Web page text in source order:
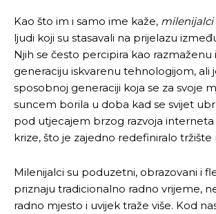
Kao što im i samo ime kaže, milenijalci
ljudi koji su stasavali na prijelazu
Njih se često percipira kao razmaženu
generaciju iskvarenu tehnologijom, ali
sposobnoj generaciji koja se za svoje
suncem borila u doba kad se svijet
pod utjecajem brzog razvoja
krize, što je zajedno redefiniralo tržište
Milenijalci su poduzetni, obrazovani i
priznaju tradicionalno radno vrijeme,
radno mjesto i uvijek traže više. Kod